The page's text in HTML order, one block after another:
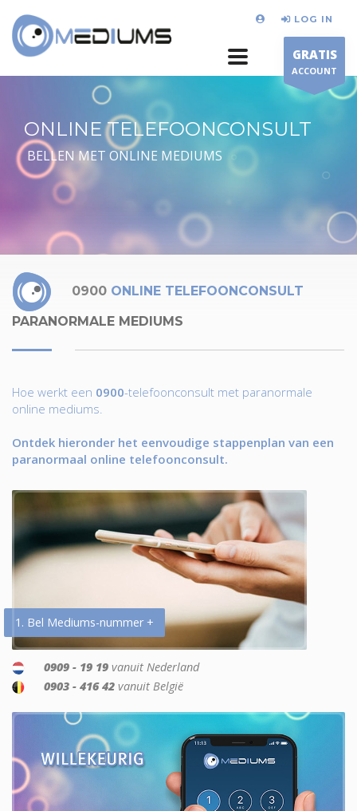
LOG IN
GRATIS
ACCOUNT
ONLINE TELEFOONCONSULT
BELLEN MET ONLINE MEDIUMS
0900 ONLINE TELEFOONCONSULT
PARANORMALE MEDIUMS
Hoe werkt een 0900-telefoonconsult met paranormale
online mediums.
Ontdek hieronder het eenvoudige stappenplan van een
paranormaal online telefoonconsult.
1. Bel Mediums-nummer +
0909 - 19 19 vanuit Nederland
0903 - 416 42 vanuit België